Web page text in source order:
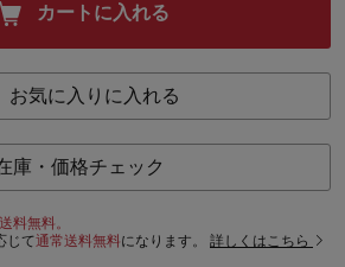
カートに入れる
お気に入りに入れる
庫・価格チェック
料無料。
じて通常送料無料になります。 詳しくはこちら